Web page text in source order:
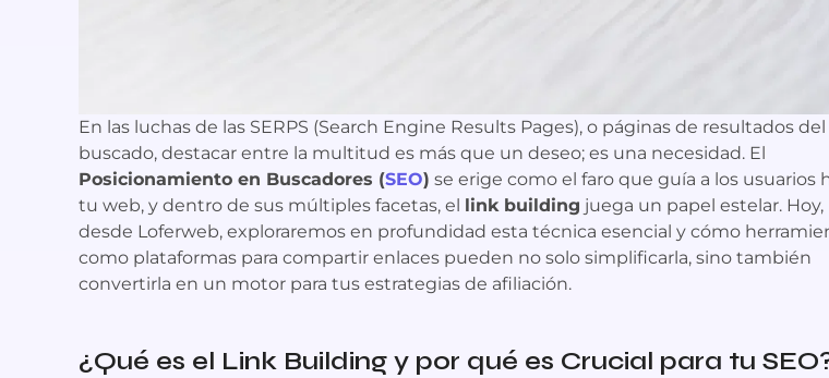
En las luchas de las SERPS (Search Engine Results Pages), o páginas de resultados del
buscado, destacar entre la multitud es más que un deseo; es una necesidad. El
Posicionamiento en Buscadores (SEO) se erige como el faro que guía a los usuarios
tu web, y dentro de sus múltiples facetas, el
link building juega un papel estelar. Hoy,
desde Loferweb, exploraremos en profundidad esta técnica esencial y cómo
como plataformas para compartir enlaces pueden no solo simplificarla, sino también
convertirla en un motor para tus estrategias de afiliación.
¿Qué es el Link Building y por qué es Crucial para tu